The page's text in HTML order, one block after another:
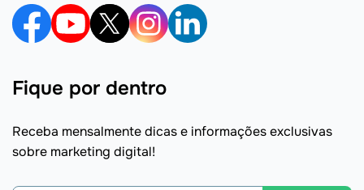
Fique por dentro
Receba mensalmente dicas e informações exclusivas
sobre marketing digital!